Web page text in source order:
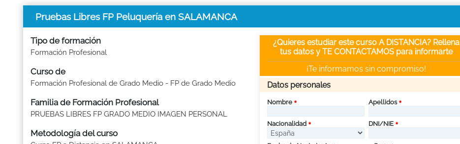
Pruebas Libres FP Peluquería en SALAMANCA
Tipo de formación
Formación Profesional
Curso de
Formación Profesional de Grado Medio - FP de Grado Medio
Familia de Formación Profesional
PRUEBAS LIBRES FP GRADO MEDIO IMAGEN PERSONAL
Metodología del curso
¿Quieres estudiar este curso A DISTANCIA? Rellena
tus datos y TE CONTACTAMOS para informarte
¡Te informamos sin compromiso!
Datos personales
Nombre Apellidos
Nacionalidad DNI/NIE